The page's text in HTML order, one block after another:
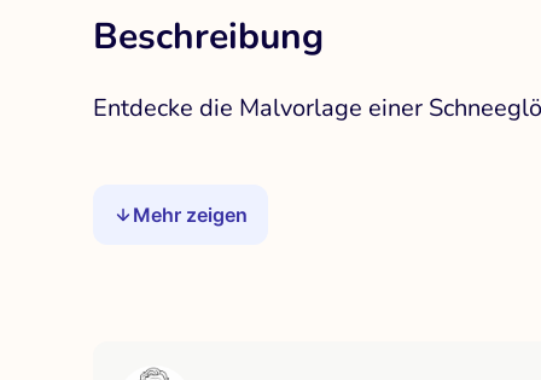
Beschreibung
Entdecke die Malvorlage einer
Mehr zeigen